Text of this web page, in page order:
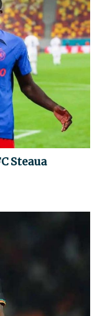
Steaua